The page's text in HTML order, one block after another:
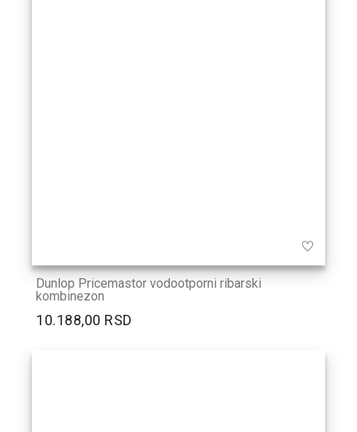
Dunlop Pricemastor vodootporni ribarski
kombinezon
10.188,00 RSD